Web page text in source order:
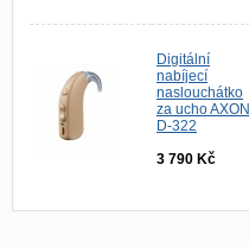
Digitální
nabíjecí
naslouchátko
za ucho AXON
D-322
3 790 Kč